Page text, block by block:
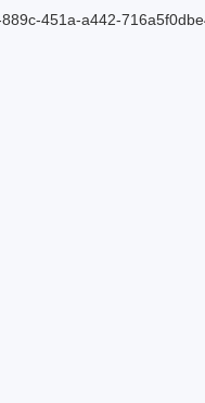
451a-a442-